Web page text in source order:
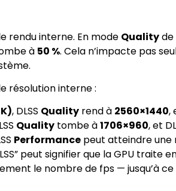
rendu interne. En mode Qualityde
à 50 %. Cela n’impacte pas
résolution interne :
, DLSS Quality rend à 2560×1440,
Quality tombe à1706×960, et
Performance peut atteindre une
peut signifier que la GPU
le nombre de fps — jusqu’à ce